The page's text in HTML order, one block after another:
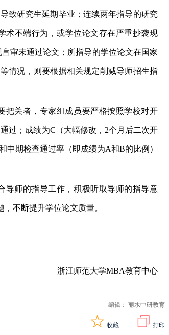
致研究生延期毕业；连续两年指导的研究
术不端行为，或学位论文存在严重抄袭现
审未通过论文；所指导的学位论文在国家
情况，则要根据相关规定削减导师招生指
把关者，专家组成员要严格按照学校对开
过；成绩为C （大幅修改， 2个月后二次开
中期检查通过率（即成绩为A和B的比例）
导师的指导工作，积极听取导师的指导意
不断提升学位论文质量。
浙江师范大学MBA教育中心
编辑： 丽水中研教育
收藏 打印